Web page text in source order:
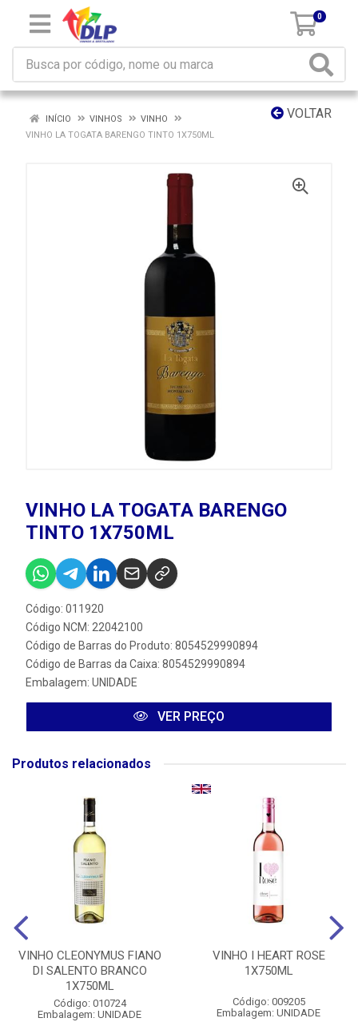
0
VOLTAR
INÍCIO VINHOS
VINHO
VINHO LA TOGATA BARENGO TINTO 1X750ML
VINHO LA TOGATA BARENGO
TINTO 1X750ML
Código: 011920
Código NCM: 22042100
Código de Barras do Produto: 8054529990894
Código de Barras da Caixa: 8054529990894
Embalagem: UNIDADE
VER PREÇO
Produtos relacionados
VINHO CLEONYMUS FIANO
DI SALENTO BRANCO
1X750ML
Código: 010724
Embalagem: UNIDADE
VINHO I HEART ROSE
1X750ML
Código: 009205
Embalagem: UNIDADE